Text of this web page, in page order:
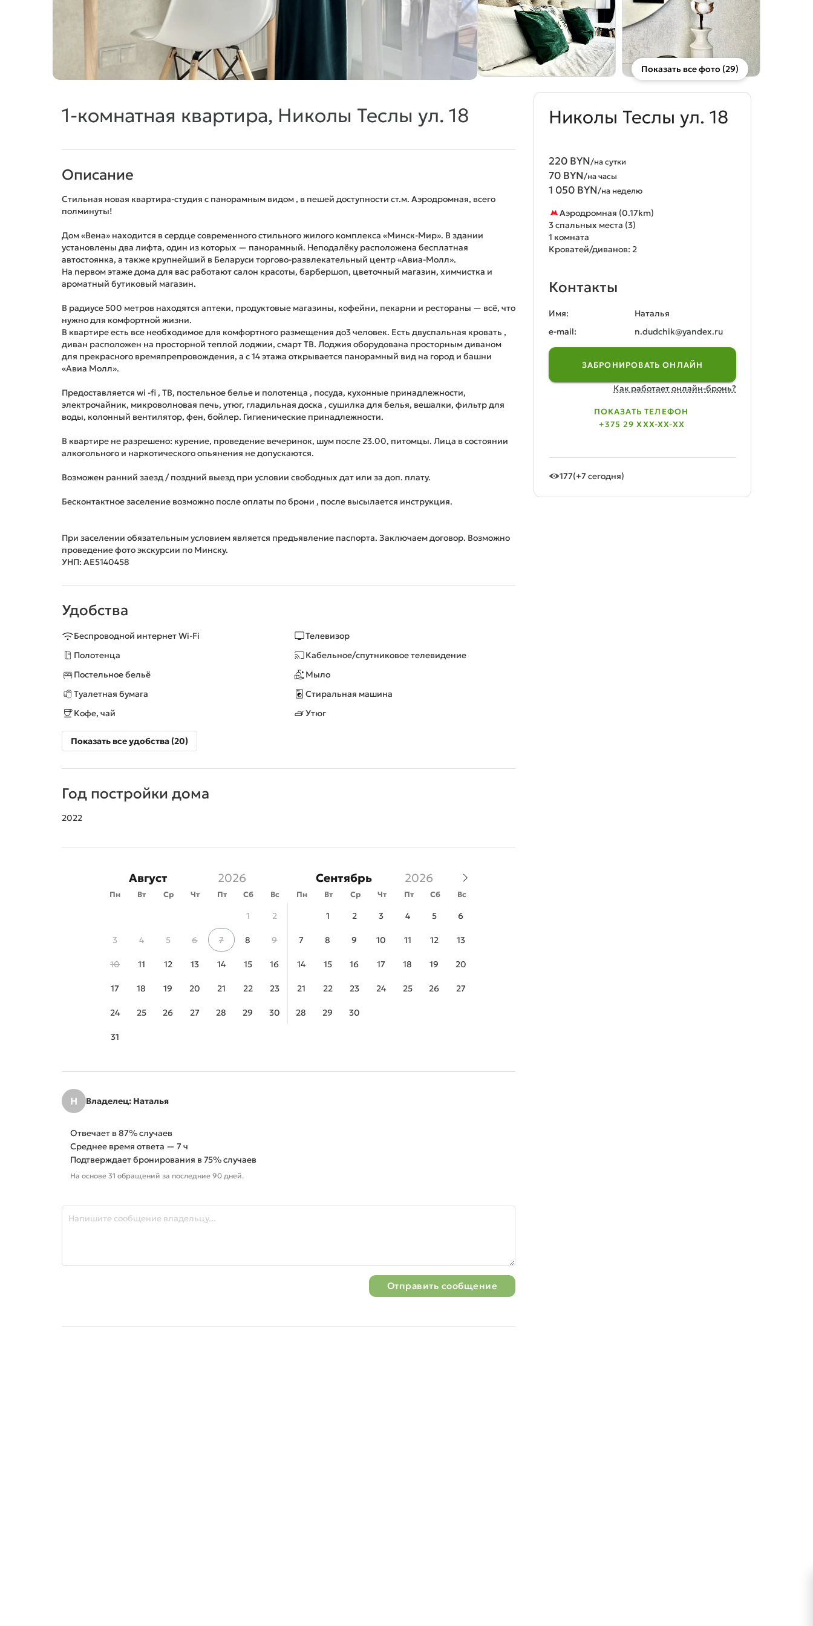
Показать все фото (29)
1-комнатная квартира, Николы Теслы ул. 18
Описание
Стильная новая квартира-студия с панорамным видом , в пешей доступности ст.м. Аэродромная, всего
полминуты!
Дом «Вена» находится в сердце современного стильного жилого комплекса «Минск-Мир». В здании
установлены два лифта, один из которых — панорамный. Неподалёку расположена бесплатная
автостоянка, а также крупнейший в Беларуси торгово-развлекательный центр «Авиа-Молл».
На первом этаже дома для вас работают салон красоты, барбершоп, цветочный магазин, химчистка и
ароматный бутиковый магазин.
В радиусе 500 метров находятся аптеки, продуктовые магазины, кофейни, пекарни и рестораны — всё, что
нужно для комфортной жизни.
В квартире есть все необходимое для комфортного размещения до3 человек. Есть двуспальная кровать ,
диван расположен на просторной теплой лоджии, смарт ТВ. Лоджия оборудована просторным диваном
для прекрасного времяпрепровождения, а с 14 этажа открывается панорамный вид на город и башни
«Авиа Молл».
Предоставляется wi -fi , ТВ, постельное белье и полотенца , посуда, кухонные принадлежности,
электрочайник, микроволновая печь, утюг, гладильная доска , сушилка для белья, вешалки, фильтр для
воды, колонный вентилятор, фен, бойлер. Гигиенические принадлежности.
В квартире не разрешено: курение, проведение вечеринок, шум после 23.00, питомцы. Лица в состоянии
алкогольного и наркотического опьянения не допускаются.
Возможен ранний заезд / поздний выезд при условии свободных дат или за доп. плату.
Бесконтактное заселение возможно после оплаты по брони , после высылается инструкция.
При заселении обязательным условием является предъявление паспорта. Заключаем договор. Возможно
проведение фото экскурсии по Минску.
УНП: АЕ5140458
Удобства
Беспроводной интернет Wi-Fi
Телевизор
Полотенца
Кабельное/спутниковое телевидение
Постельное бельё
Мыло
Туалетная бумага
Стиральная машина
Кофе, чай
Утюг
Показать все удобства (20)
Год постройки дома
2022
Август Сентябрь
Пн Вт Ср Чт Пт Сб Вс Пн Вт Ср Чт Пт Сб Вс
1 2
3 4 5 6 7 8 9
10 11 12 13 14 15 16
17 18 19 20 21 22 23
24 25 26 27 28 29 30
31
1 2 3 4 5 6
7 8 9 10 11 12 13
14 15 16 17 18 19 20
21 22 23 24 25 26 27
28 29 30
Н Владелец: Наталья
Отвечает в 87% случаев
Среднее время ответа — 7 ч
Подтверждает бронирования в 75% случаев
На основе 31 обращений за последние 90 дней.
Отправить сообщение
Николы Теслы ул. 18
220 BYN/на сутки
70 BYN/на часы
1 050 BYN/на неделю
Аэродромная (0.17km)
3 спальных места (3)
1 комната
Кроватей/диванов: 2
Контакты
Имя:
Наталья
e-mail:
n.dudchik@yandex.ru
ЗАБРОНИРОВАТЬ ОНЛАЙН
Как работает онлайн-бронь?
ПОКАЗАТЬ ТЕЛЕФОН
+375 29 XXX-XX-XX
177(+7 сегодня)